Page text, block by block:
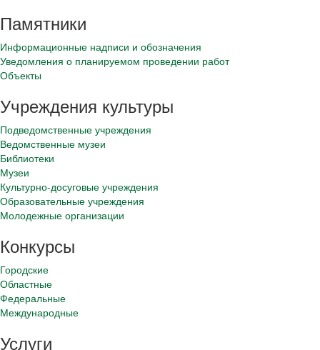
Памятники
Информационные надписи и обозначения
Уведомления о планируемом проведении работ
Объекты
Учреждения культуры
Подведомственные учреждения
Ведомственные музеи
Библиотеки
Музеи
Культурно-досуговые учреждения
Образовательные учреждения
Молодежные организации
Конкурсы
Городские
Областные
Федеральные
Международные
Услуги